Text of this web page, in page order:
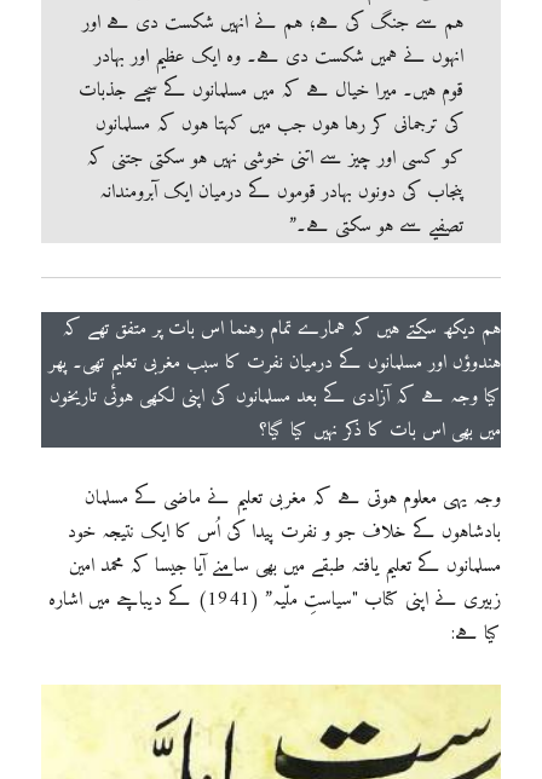
ہم سے جنگ کی ہے؛ ہم نے انہیں شکست دی ہے اور
انہوں نے ہمیں شکست دی ہے۔ وہ ایک عظیم اور بہادر
قوم ہیں۔ میرا خیال ہے کہ میں مسلمانوں کے سچے جذبات
کی ترجمانی کر رہا ہوں جب میں کہتا ہوں کہ مسلمانوں
کو کسی اور چیز سے اتنی خوشی نہیں ہو سکتی جتنی کہ
پنجاب کی دونوں بہادر قوموں کے درمیان ایک آبرومندانہ
تصفیے سے ہو سکتی ہے۔”
ہم دیکھ سکتے ہیں کہ ہمارے تمام رہنما اس بات پر متفق تھے کہ
ہندوؤں اور مسلمانوں کے درمیان نفرت کا سبب مغربی تعلیم تھی۔ پھر
کیا وجہ ہے کہ آزادی کے بعد مسلمانوں کی اپنی لکھی ہوئی تاریخوں
میں بھی اس بات کا ذکر نہیں کیا گیا؟
وجہ یہی معلوم ہوتی ہے کہ مغربی تعلیم نے ماضی کے مسلمان
بادشاہوں کے خلاف جو و نفرت پیدا کی اُس کا ایک نتیجہ خود
مسلمانوں کے تعلیم یافتہ طبقے میں بھی سامنے آیا جیسا کہ محمد امین
زبیری نے اپنی کتاب "سیاستِ ملّیہ” (1941) کے دیباچے میں اشارہ
کیا ہے: